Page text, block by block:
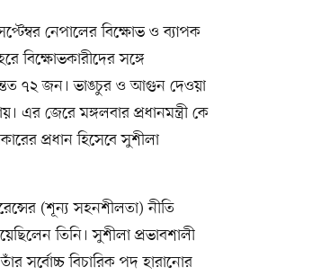
নেপালের বিক্ষোভ ও ব্যাপক
বিক্ষোভকারীদের সঙ্গে
৭২ জন। ভাঙচুর ও আগুন দেওয়া
এর জেরে মঙ্গলবার প্রধানমন্ত্রী কে
প্রধান হিসেবে সুশীলা
(শূন্য সহনশীলতা) নীতি
তিনি। সুশীলা প্রভাবশালী
সর্বোচ্চ বিচারিক পদ হারানোর